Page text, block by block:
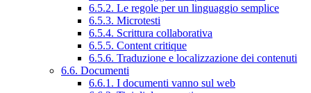
6.5.2. Le regole per un linguaggio semplice
6.5.3. Microtesti
6.5.4. Scrittura collaborativa
6.5.5. Content critique
6.5.6. Traduzione e localizzazione dei contenuti
6.6. Documenti
6.6.1. I documenti vanno sul web